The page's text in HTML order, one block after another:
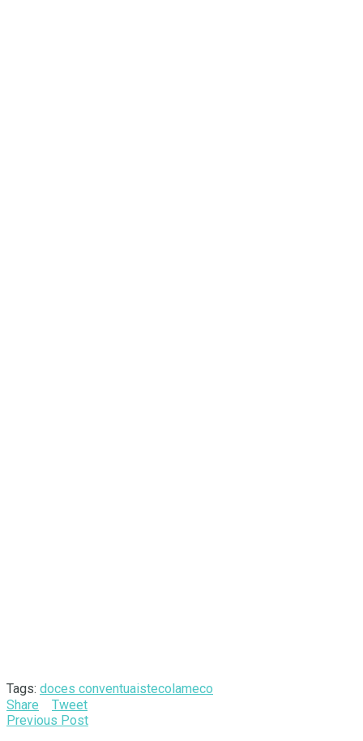
Tags: doces conventuaistecolameco
Share
Tweet
Previous Post